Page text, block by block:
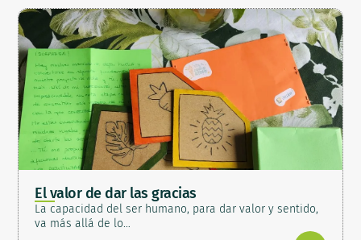
El valor de dar las gracias
La capacidad del ser humano, para dar valor y sentido,
va más allá de lo…